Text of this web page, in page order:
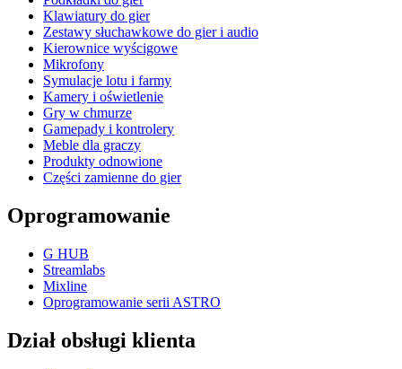
Klawiatury do gier
Zestawy słuchawkowe do gier i audio
Kierownice wyścigowe
Mikrofony
Symulacje lotu i farmy
Kamery i oświetlenie
Gry w chmurze
Gamepady i kontrolery
Meble dla graczy
Produkty odnowione
Części zamienne do gier
Oprogramowanie
G HUB
Streamlabs
Mixline
Oprogramowanie serii ASTRO
Dział obsługi klienta